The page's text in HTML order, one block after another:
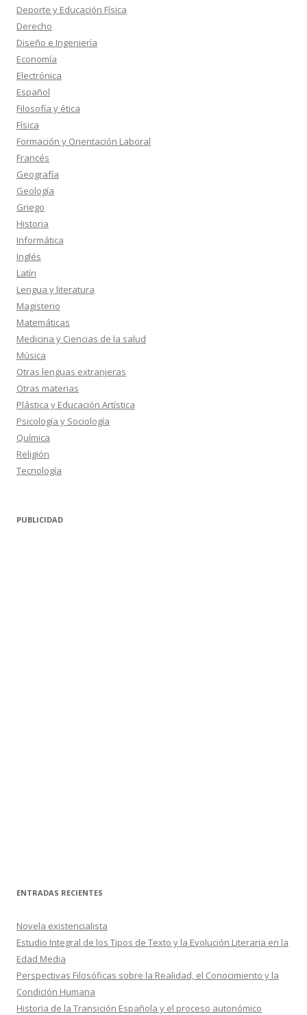
Deporte y Educación Física
Derecho
Diseño e Ingeniería
Economía
Electrónica
Español
Filosofía y ética
Física
Formación y Orientación Laboral
Francés
Geografía
Geología
Griego
Historia
Informática
Inglés
Latín
Lengua y literatura
Magisterio
Matemáticas
Medicina y Ciencias de la salud
Música
Otras lenguas extranjeras
Otras materias
Plástica y Educación Artística
Psicología y Sociología
Química
Religión
Tecnología
PUBLICIDAD
ENTRADAS RECIENTES
Novela existencialista
Estudio Integral de los Tipos de Texto y la Evolución Literaria en la
Edad Media
Perspectivas Filosóficas sobre la Realidad, el Conocimiento y la
Condición Humana
Historia de la Transición Española y el proceso autonómico